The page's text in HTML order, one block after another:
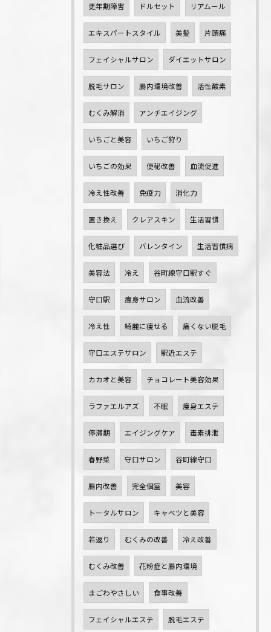
更年期障害 ドルセット リアムール
エキスパートスタイル 美髪 片頭痛
フェイシャルサロン ダイエットサロン
脱毛サロン 腸内環境改善 活性酸素
むくみ解消 アンチエイジング
いちごと美容 いちご狩り
いちごの効果 便秘改善 血流促進
冷え性改善 免疫力 消化力
置き換え クレアスキン 生活習慣
化粧品選び バレンタイン 生活習慣病
美容法 冷え 谷町線守口駅すぐ
守口駅 痩身サロン 血流改善
冷え性 綺麗に痩せる 痛くない脱毛
守口エステサロン 駅近エステ
カカオと美容 チョコレート美容効果
ラファエルアズ 不眠 痩身エステ
停滞期 エイジングケア 毒素排泄
春野菜 守口サロン 谷町線守口
腸内改善 完全個室 美容
トータルサロン キャベツと美容
若返り むくみの改善 冷え改善
むくみ改善 花粉症と腸内環境
まごわやさしい 食事改善
フェイシャルエステ 脱毛エステ